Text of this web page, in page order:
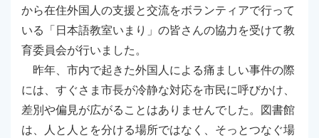
から在住外国人の支援と交流をボランティアで行って
いる「日本語教室いまり」の皆さんの協力を受けて教
育委員会が行いました。
昨年、市内で起きた外国人による痛ましい事件の際
には、すぐさま市長が冷静な対応を市民に呼びかけ、
差別や偏見が広がることはありませんでした。図書館
は、人と人とを分ける場所ではなく、そっとつなぐ場